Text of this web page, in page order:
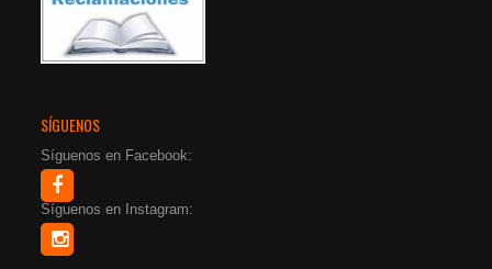
SÍGUENOS
Síguenos en Facebook:
Síguenos en Instagram: